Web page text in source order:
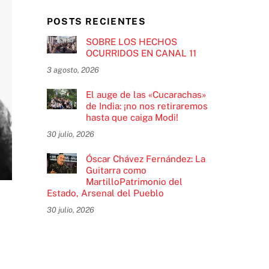
POSTS RECIENTES
SOBRE LOS HECHOS
OCURRIDOS EN CANAL 11
3 agosto, 2026
El auge de las «Cucarachas»
de India: ¡no nos retiraremos
hasta que caiga Modi!
30 julio, 2026
Óscar Chávez Fernández: La
Guitarra como
MartilloPatrimonio del
Estado, Arsenal del Pueblo
30 julio, 2026